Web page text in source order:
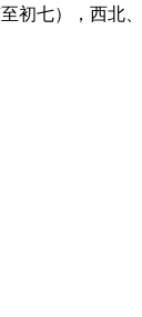
初七），西北